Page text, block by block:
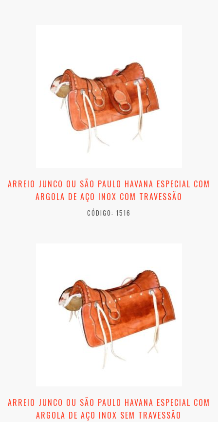
ARREIO JUNCO OU SÃO PAULO HAVANA ESPECIAL COM
ARGOLA DE AÇO INOX COM TRAVESSÃO
CÓDIGO: 1516
ARREIO JUNCO OU SÃO PAULO HAVANA ESPECIAL COM
ARGOLA DE AÇO INOX SEM TRAVESSÃO